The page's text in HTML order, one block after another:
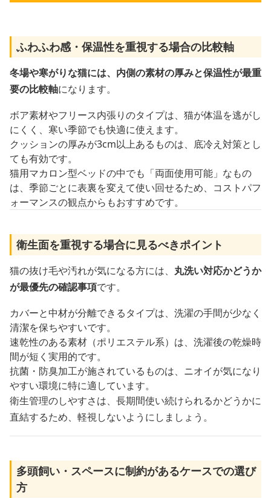
ふわふわ感・保温性を重視する場合の比較軸
冬場や寒がりな猫には、内側の素材の厚みと保温性が最重
要の比較軸になります。
ボア素材やフリース内張りのタイプは、猫が体温を逃がし
にくく、寒い季節でも快適に使えます。
クッションの厚みが3cm以上あるものは、底冷え対策とし
ても有効です。
猫用マカロン型ベッドの中でも「両面使用可能」なもの
は、季節ごとに表裏を変えて使い回せるため、コストパフ
ォーマンスの観点からもおすすめです。
衛生面を重視する場合に見るべきポイント
猫の抜け毛や汚れが気になる方には、 丸洗い対応かどうか
が最優先の確認事項です。
カバーと中材が分離できるタイプは、洗濯の手間が少なく
清潔を保ちやすいです。
速乾性のある素材（ポリエステル系）は、洗濯後の乾燥時
間が短く実用的です。
抗菌・防臭加工が施されているものは、ニオイが気になり
やすい環境に特に適しています。
衛生管理のしやすさは、長期間使い続けられるかどうかに
直結するため、軽視しないようにしましょう。
多頭飼い・スペースに制約があるケースでの選び
方